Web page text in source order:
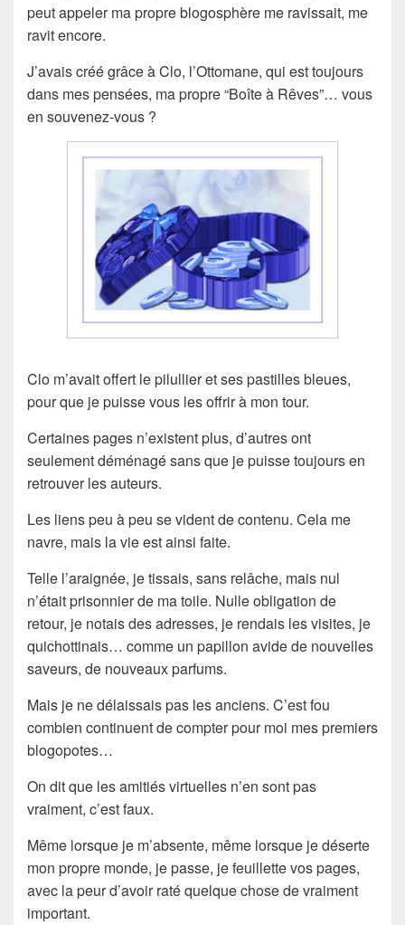
peut appeler ma propre blogosphère me ravissait, me
ravit encore.
J’avais créé grâce à Clo, l’Ottomane, qui est toujours
dans mes pensées, ma propre “Boîte à Rêves”… vous
en souvenez-vous ?
Clo m’avait offert le pilullier et ses pastilles bleues,
pour que je puisse vous les offrir à mon tour.
Certaines pages n’existent plus, d’autres ont
seulement déménagé sans que je puisse toujours en
retrouver les auteurs.
Les liens peu à peu se vident de contenu. Cela me
navre, mais la vie est ainsi faite.
Telle l’araignée, je tissais, sans relâche, mais nul
n’était prisonnier de ma toile. Nulle obligation de
retour, je notais des adresses, je rendais les visites, je
quichottinais… comme un papillon avide de nouvelles
saveurs, de nouveaux parfums.
Mais je ne délaissais pas les anciens. C’est fou
combien continuent de compter pour moi mes premiers
blogopotes…
On dit que les amitiés virtuelles n’en sont pas
vraiment, c’est faux.
Même lorsque je m’absente, même lorsque je déserte
mon propre monde, je passe, je feuillette vos pages,
avec la peur d’avoir raté quelque chose de vraiment
important.